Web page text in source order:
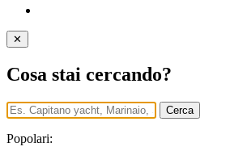
✕
Cosa stai cercando?
Cerca
Popolari: